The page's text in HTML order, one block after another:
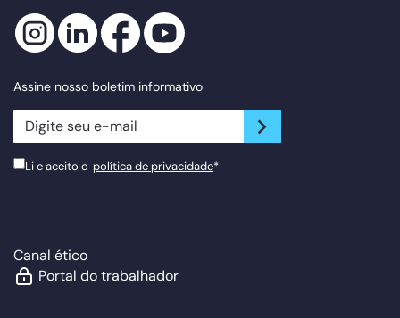
Assine nosso boletim informativo
newsletter.suscribe
Li e aceito o política de privacidade*
Canal ético
Portal do trabalhador